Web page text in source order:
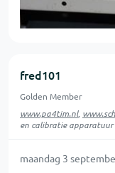
fred101
Golden Member
www.pa4tim.nl,
en calibratie apparatuur
maandag 3